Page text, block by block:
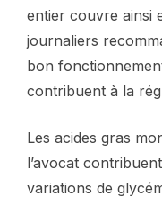
entier couvre ainsi
journaliers
bon
contribuent à la
Les acides gras
l’avocat
variations de